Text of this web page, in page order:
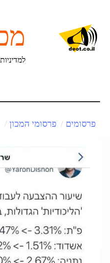
פרסומים פרסומי המכון